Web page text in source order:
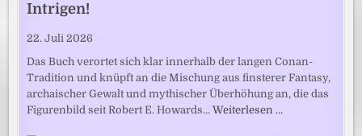
Intrigen!
22. Juli 2026
Das Buch verortet sich klar innerhalb der langen Conan-
Tradition und knüpft an die Mischung aus finsterer Fantasy,
archaischer Gewalt und mythischer Überhöhung an, die das
Figurenbild seit Robert E. Howards…Weiterlesen …